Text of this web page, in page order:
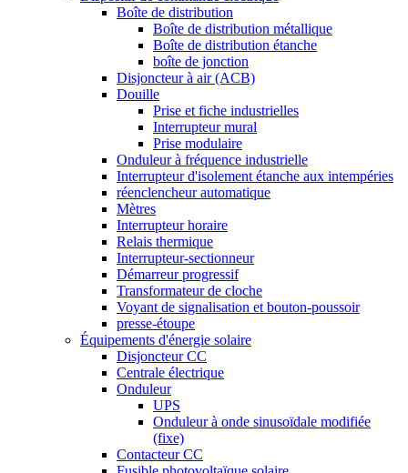
Boîte de distribution
Boîte de distribution métallique
Boîte de distribution étanche
boîte de jonction
Disjoncteur à air (ACB)
Douille
Prise et fiche industrielles
Interrupteur mural
Prise modulaire
Onduleur à fréquence industrielle
Interrupteur d'isolement étanche aux intempéries
réenclencheur automatique
Mètres
Interrupteur horaire
Relais thermique
Interrupteur-sectionneur
Démarreur progressif
Transformateur de cloche
Voyant de signalisation et bouton-poussoir
presse-étoupe
Équipements d'énergie solaire
Disjoncteur CC
Centrale électrique
Onduleur
UPS
Onduleur à onde sinusoïdale modifiée
(fixe)
Contacteur CC